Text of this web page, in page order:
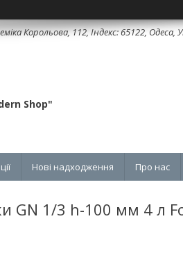
Корольова, 112, Індекс: 65122, Одеса,
Shop"
Нові надходження Про нас
GN 1/3 h-100 мм 4 л